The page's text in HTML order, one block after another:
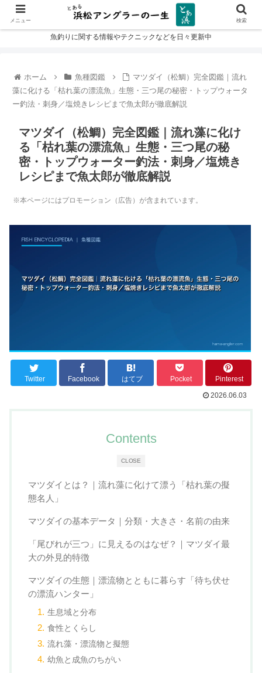
魚釣りに関する情報やテクニックなどを日々更新中
ホーム 魚種図鑑
マツダイ（松鯛）完全図鑑｜流れ
藻に化ける「枯れ葉の漂流魚」生態・三つ尾の秘密・トップウォータ
ー釣法・刺身／塩焼きレシピまで魚太郎が徹底解説
マツダイ（松鯛）完全図鑑｜流れ藻に化け
る「枯れ葉の漂流魚」生態・三つ尾の秘
密・トップウォーター釣法・刺身／塩焼き
レシピまで魚太郎が徹底解説
※本ページにはプロモーション（広告）が含まれています。
Twitter Facebook はてブ Pocket
Pinterest
2026.06.03
CLOSE
Contents
マツダイとは？｜流れ藻に化けて漂う「枯れ葉の擬
態名人」
マツダイの基本データ｜分類・大きさ・名前の由来
「尾びれが三つ」に見えるのはなぜ？｜マツダイ最
大の外見的特徴
マツダイの生態｜漂流物とともに暮らす「待ち伏せ
の漂流ハンター」
生息域と分布
食性とくらし
流れ藻・漂流物と擬態
幼魚と成魚のちがい
メニュー 検索